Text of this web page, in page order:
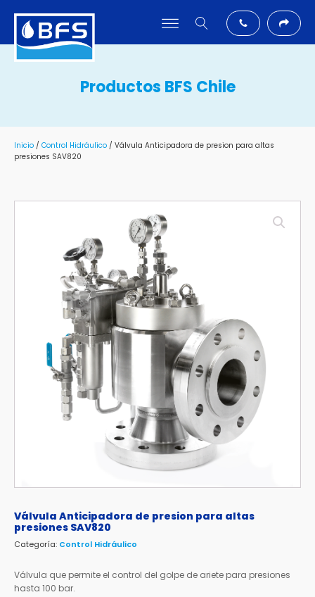
Productos BFS Chile
Inicio / Control Hidráulico / Válvula Anticipadora de presion para altas
presiones SAV820
Válvula Anticipadora de presion para altas
presiones SAV820
Categoría: Control Hidráulico
Válvula que permite el control del golpe de ariete para presiones
hasta 100 bar.